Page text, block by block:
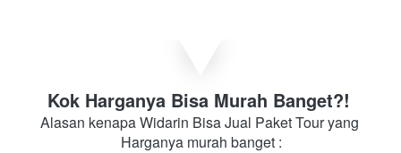
Kok Harganya Bisa Murah Banget?!
Alasan kenapa Widarin Bisa Jual Paket Tour yang
Harganya murah banget :